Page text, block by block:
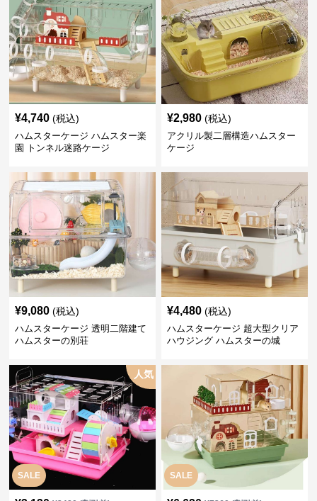
¥4,740 (税込)
ハムスターケージ ハムスター楽
園 トンネル迷路ケージ
¥2,980 (税込)
アクリル製二層構造ハムスター
ケージ
¥9,080 (税込)
ハムスターケージ 透明二階建て
ハムスターの別荘
¥4,480 (税込)
ハムスターケージ 超大型クリア
ハウジング ハムスターの城
SALE
人気
SALE